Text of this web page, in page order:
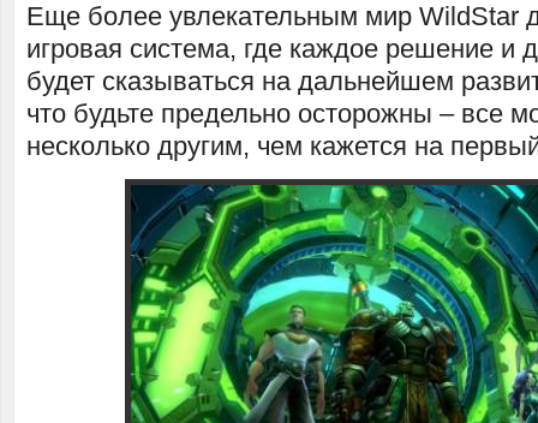
Еще более увлекательным мир WildStar
игровая система, где каждое решение и
будет сказываться на дальнейшем
что будьте предельно осторожны – все
несколько другим, чем кажется на